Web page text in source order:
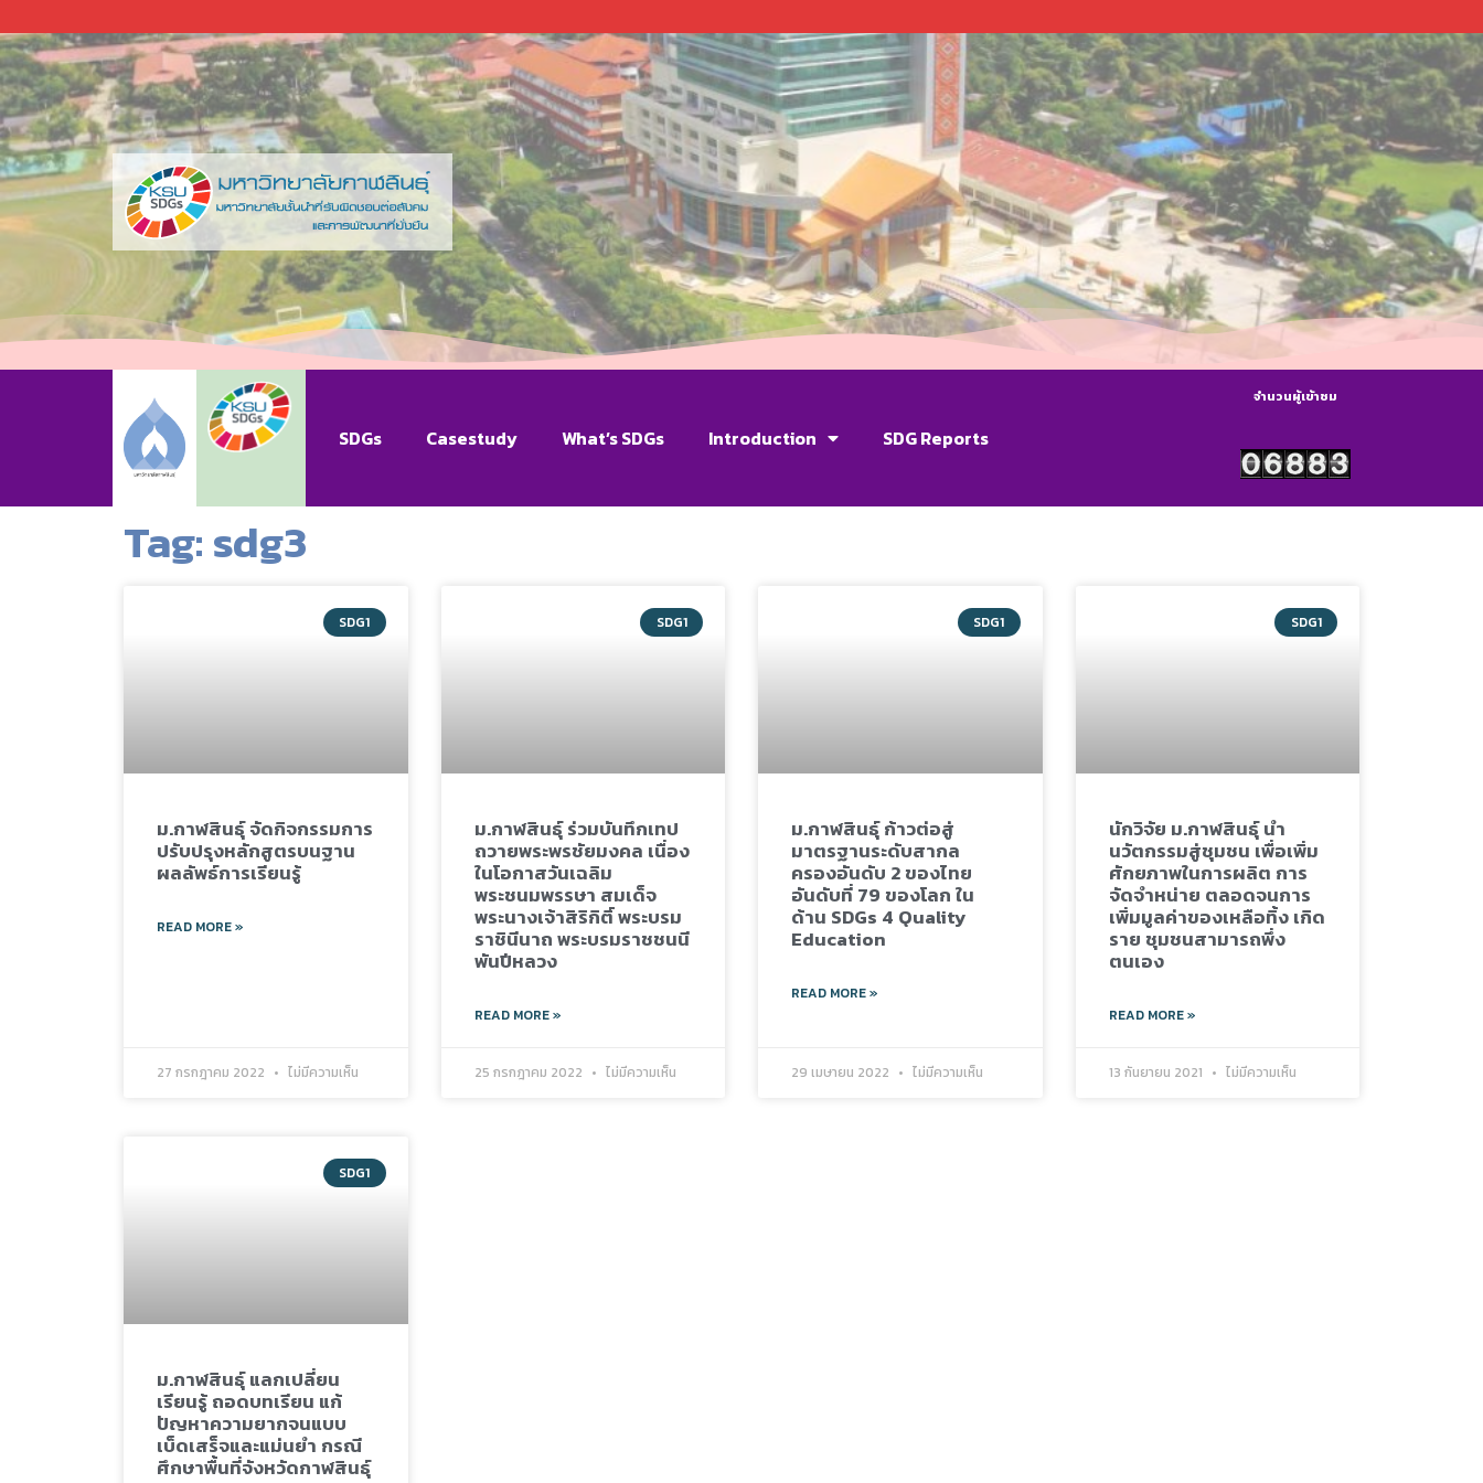
SDGs Casestudy What’s SDGs Introduction SDG Reports
จำนวนผู้เข้าชม
Tag: sdg3
SDG1
ม.กาฬสินธุ์ จัดกิจกรรมการ
ปรับปรุงหลักสูตรบนฐาน
ผลลัพธ์การเรียนรู้
READ MORE »
27 กรกฎาคม 2022 ไม่มีความเห็น
SDG1
ม.กาฬสินธุ์ ร่วมบันทึกเทป
ถวายพระพรชัยมงคล เนื่อง
ในโอกาสวันเฉลิม
พระชนมพรรษา สมเด็จ
พระนางเจ้าสิริกิติ์ พระบรม
ราชินีนาถ พระบรมราชชนนี
พันปีหลวง
READ MORE »
25 กรกฎาคม 2022 ไม่มีความเห็น
SDG1
ม.กาฬสินธุ์ ก้าวต่อสู่
มาตรฐานระดับสากล
ครองอันดับ 2 ของไทย
อันดับที่ 79 ของโลก ใน
ด้าน SDGs 4 Quality
Education
READ MORE »
29 เมษายน 2022 ไม่มีความเห็น
SDG1
นักวิจัย ม.กาฬสินธุ์ นำ
นวัตกรรมสู่ชุมชน เพื่อเพิ่ม
ศักยภาพในการผลิต การ
จัดจำหน่าย ตลอดจนการ
เพิ่มมูลค่าของเหลือทิ้ง เกิด
ราย ชุมชนสามารถพึ่ง
ตนเอง
READ MORE »
13 กันยายน 2021 ไม่มีความเห็น
SDG1
ม.กาฬสินธุ์ แลกเปลี่ยน
เรียนรู้ ถอดบทเรียน แก้
ปัญหาความยากจนแบบ
เบ็ดเสร็จและแม่นยำ กรณี
ศึกษาพื้นที่จังหวัดกาฬสินธุ์